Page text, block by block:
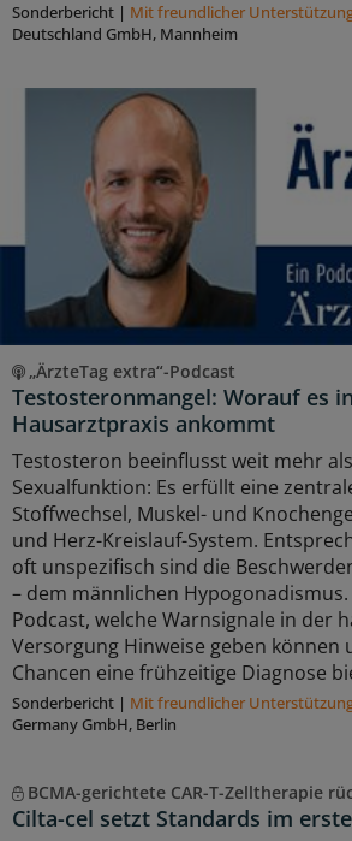
Sonderbericht | Mit freundlicher
Deutschland GmbH, Mannheim
„ÄrzteTag extra“-Podcast
Testosteronmangel: Worauf es
Hausarztpraxis ankommt
Testosteron beeinflusst weit mehr
Sexualfunktion: Es erfüllt eine
Stoffwechsel, Muskel- und
und Herz-Kreislauf-System.
oft unspezifisch sind die
– dem männlichen
Podcast, welche Warnsignale in der
Versorgung Hinweise geben können
Chancen eine frühzeitige Diagnose
Sonderbericht | Mit freundlicher
Germany GmbH, Berlin
BCMA-gerichtete CAR-T-Zelltherapie
Cilta-cel setzt Standards im